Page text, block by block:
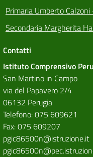
Primaria Umberto
Secondaria Margherita
Contatti
Istituto Comprensivo
San Martino in Campo
via del Papavero 2/4
06132 Perugia
Telefono: 075 609621
Fax: 075 609207
pgic86500n@istruzione.it